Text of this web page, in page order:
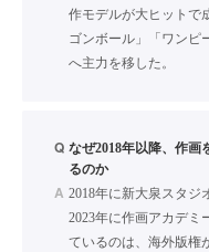
作モデルが大ヒットで
ゴンボール」「ワンピ
へ主力を移した。
Q なぜ2018年以降、作画
るのか
A 2018年に新大泉スタジ
2023年に作画アカデミ
ているのは、海外版権